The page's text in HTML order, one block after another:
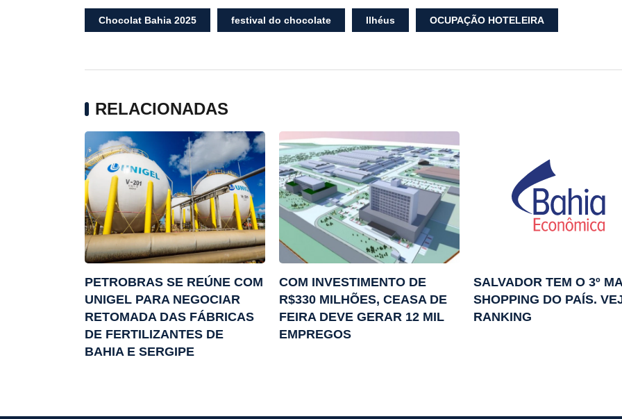
Chocolat Bahia 2025 festival do chocolate Ilhéus OCUPAÇÃO HOTELEIRA
RELACIONADAS
PETROBRAS SE REÚNE COM
UNIGEL PARA NEGOCIAR
RETOMADA DAS FÁBRICAS
DE FERTILIZANTES DE
BAHIA E SERGIPE
COM INVESTIMENTO DE
R$330 MILHÕES, CEASA DE
FEIRA DEVE GERAR 12 MIL
EMPREGOS
SALVADOR TEM O 3º
SHOPPING DO PAÍS.
RANKING